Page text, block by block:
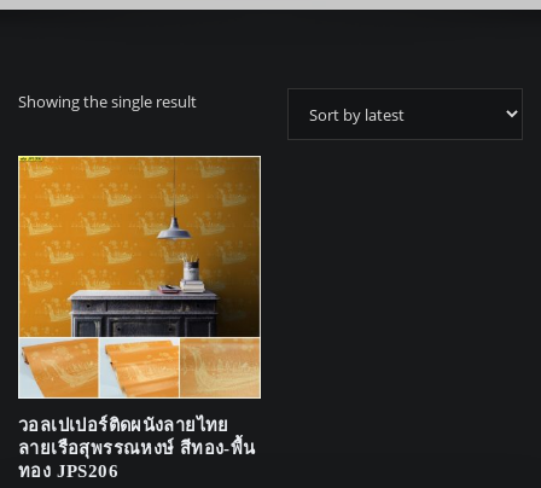
Showing the single result
วอลเปเปอร์ติดผนังลายไทย
ลายเรือสุพรรณหงษ์ สีทอง-พื้น
ทอง JPS206